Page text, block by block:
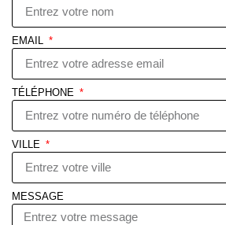
EMAIL
TÉLÉPHONE
VILLE
MESSAGE